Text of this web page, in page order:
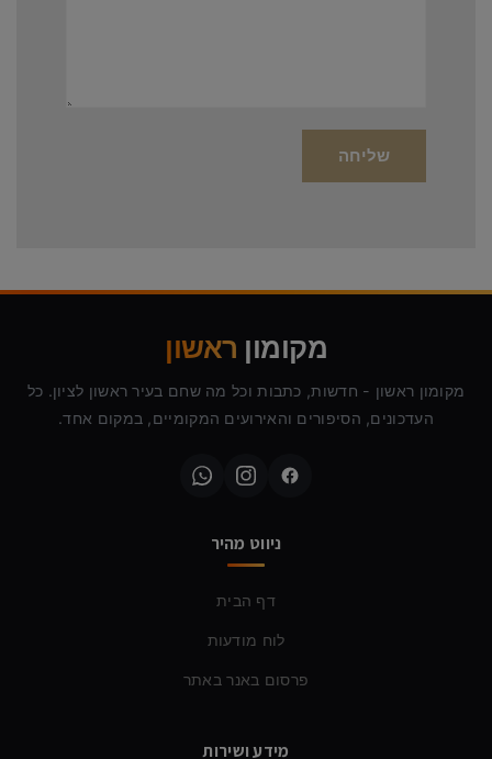
מקומון ראשון
מקומון ראשון - חדשות, כתבות וכל מה שחם בעיר ראשון לציון. כל
העדכונים, הסיפורים והאירועים המקומיים, במקום אחד.
ניווט מהיר
דף הבית
לוח מודעות
פרסום באנר באתר
מידע ושירות